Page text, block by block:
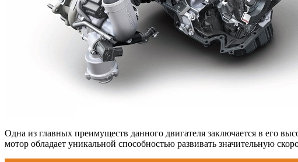
Одна из главных преимуществ данного двигателя заключается в его
мотор обладает уникальной способностью развивать значительную